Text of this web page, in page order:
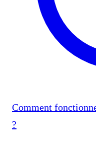
Comment
?